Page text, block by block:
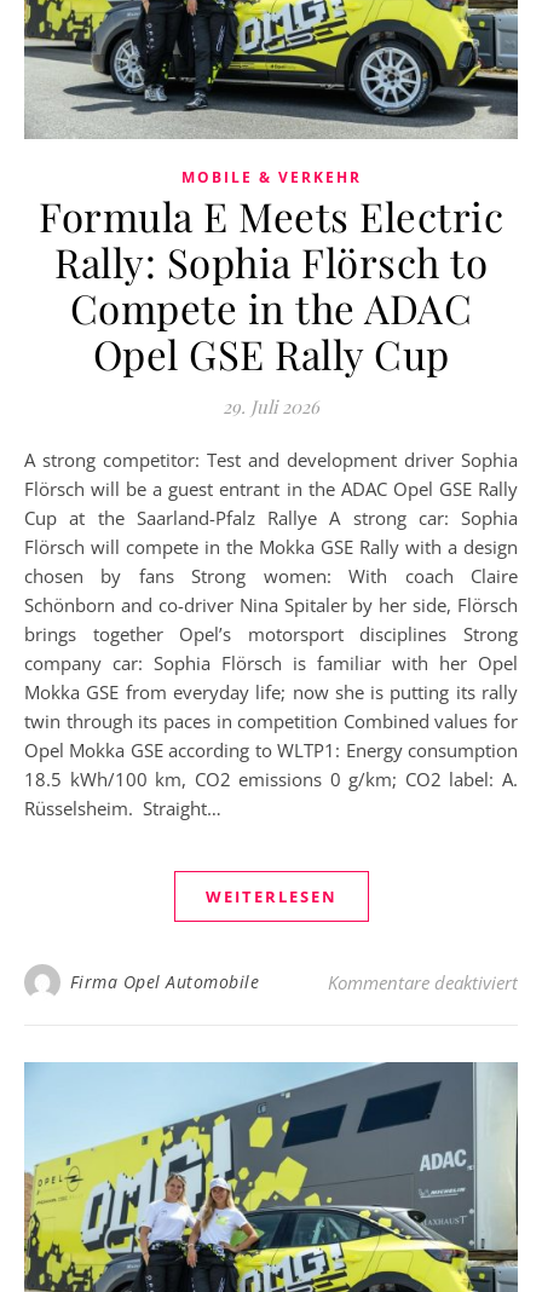
MOBILE & VERKEHR
Formula E Meets Electric
Rally: Sophia Flörsch to
Compete in the ADAC
Opel GSE Rally Cup
29. Juli 2026
A strong competitor: Test and development driver Sophia
Flörsch will be a guest entrant in the ADAC Opel GSE Rally
Cup at the Saarland-Pfalz Rallye A strong car: Sophia
Flörsch will compete in the Mokka GSE Rally with a design
chosen by fans Strong women: With coach Claire
Schönborn and co-driver Nina Spitaler by her side, Flörsch
brings together Opel’s motorsport disciplines Strong
company car: Sophia Flörsch is familiar with her Opel
Mokka GSE from everyday life; now she is putting its rally
twin through its paces in competition Combined values for
Opel Mokka GSE according to WLTP1: Energy consumption
18.5 kWh/100 km, CO2 emissions 0 g/km; CO2 label: A.
Rüsselsheim. Straight…
WEITERLESEN
Firma Opel Automobile Kommentare deaktiviertfür